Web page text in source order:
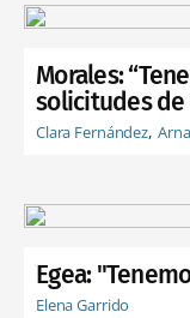
Morales:
solicitudes de
Clara Fernández
Egea:
Elena Garrido